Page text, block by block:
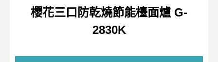
櫻花三口防乾燒節能檯面爐 G-
2830K